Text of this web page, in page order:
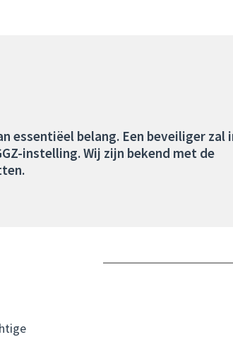
essentiëel belang. Een beveiliger zal
instelling. Wij zijn bekend met de